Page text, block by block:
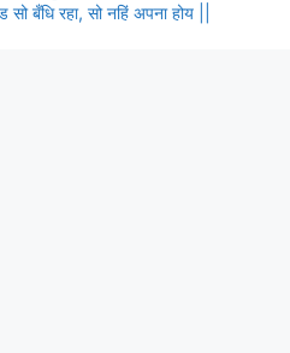
बँधि रहा, सो नहिं अपना होय ||